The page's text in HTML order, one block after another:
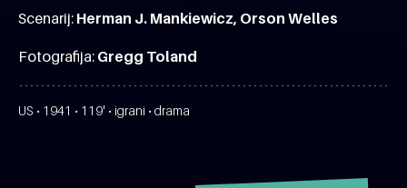
Scenarij: Herman J. Mankiewicz, Orson Welles
Fotografija: Gregg Toland
US • 1941 • 119' • igrani • drama